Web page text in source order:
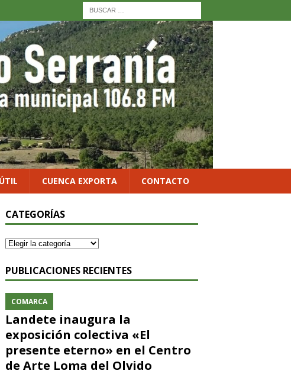
CUENCA EXPORTA CONTACTO
CATEGORÍAS
PUBLICACIONES RECIENTES
COMARCA
Landete inaugura la
exposición colectiva «El
presente eterno» en el Centro
de Arte Loma del Olvido